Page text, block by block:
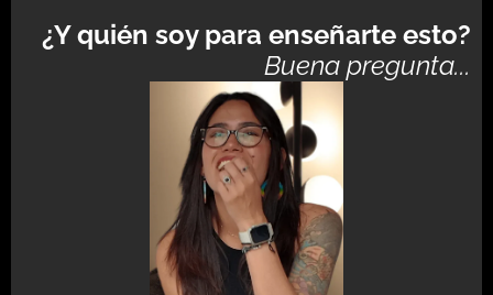
¿Y quién soy para enseñarte esto?
Buena pregunta...